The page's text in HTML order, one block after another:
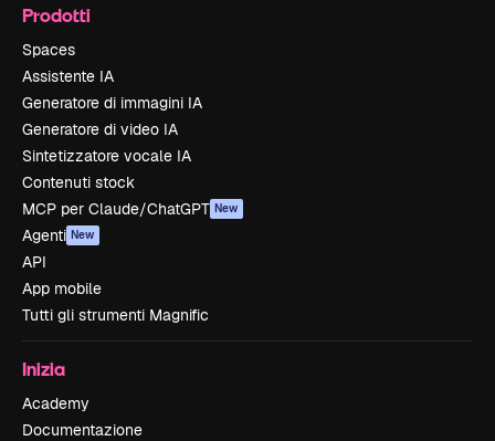
Prodotti
Spaces
Assistente IA
Generatore di immagini IA
Generatore di video IA
Sintetizzatore vocale IA
Contenuti stock
MCP per Claude/ChatGPT New
Agenti New
API
App mobile
Tutti gli strumenti Magnific
Inizia
Academy
Documentazione